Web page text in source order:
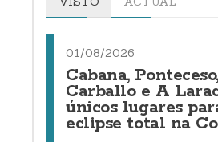
01/08/2026
Cabana,
Carballo e A
únicos lugares
eclipse total na